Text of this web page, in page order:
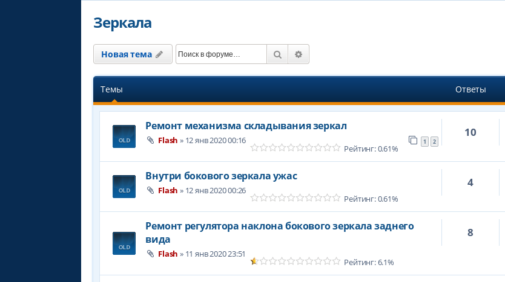
Зеркала
Новая тема Поиск
Темы Ответы
Ремонт механизма складывания зеркал
Flash » 12 янв 2020 00:16 1 2
Рейтинг: 0.61%
10
Внутри бокового зеркала ужас
Flash » 12 янв 2020 00:26
Рейтинг: 0.61%
4
Ремонт регулятора наклона бокового зеркала заднего
вида
Flash » 11 янв 2020 23:51
Рейтинг: 6.1%
8